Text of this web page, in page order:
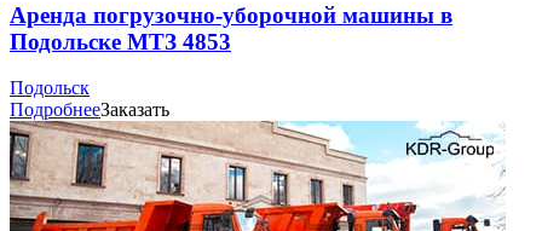
Аренда погрузочно-уборочной машины в
Подольске МТЗ 4853
Подольск
ПодробнееЗаказать